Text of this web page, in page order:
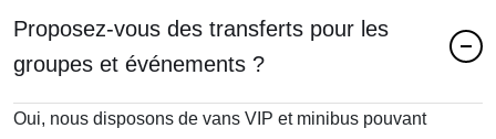
Proposez-vous des transferts pour les
groupes et événements ?
Oui, nous disposons de vans VIP et minibus pouvant